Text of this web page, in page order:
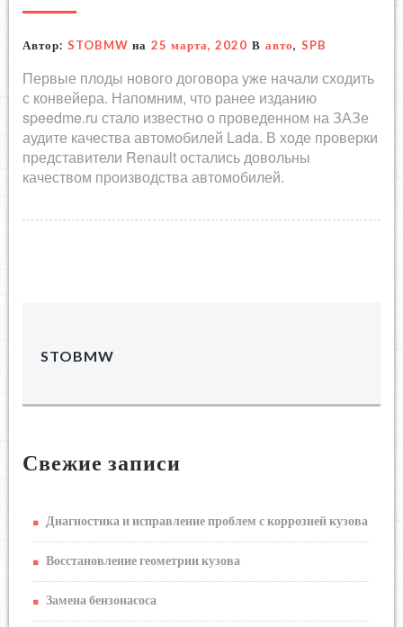
Автор: STOBMW на 25 марта, 2020 В авто, SPB
Первые плоды нового договора уже начали сходить
с конвейера. Напомним, что ранее изданию
speedme.ru стало известно о проведенном на ЗАЗе
аудите качества автомобилей Lada. В ходе проверки
представители Renault остались довольны
качеством производства автомобилей.
STOBMW
Свежие записи
Диагностика и исправление проблем с коррозией кузова
Восстановление геометрии кузова
Замена бензонасоса